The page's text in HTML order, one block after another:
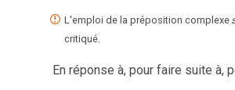
L'emploi de la préposition complexe
critiqué.
En réponse à, pour faire suite à,